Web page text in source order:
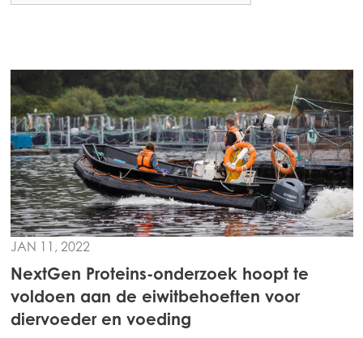
Mowi Global
Asia
Mowi China
Mowi Japan
JAN 11, 2022
NextGen Proteins-onderzoek hoopt te
voldoen aan de eiwitbehoeften voor
diervoeder en voeding